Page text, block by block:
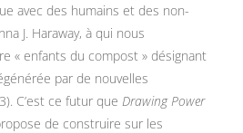
avec des humains et des non-
J. Haraway, à qui nous
« enfants du compost » désignant
par de nouvelles
C’est ce futur que Drawing Power
de construire sur les